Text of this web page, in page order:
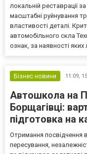
локальній реставрації
масштабні руйнування
властивості деталі.
автомобільного скла
ознак, за наявності
Бізнес новини 11:09,
Автошкола на
Борщагівці:
підготовка на
Отримання посвідчення
пересування,